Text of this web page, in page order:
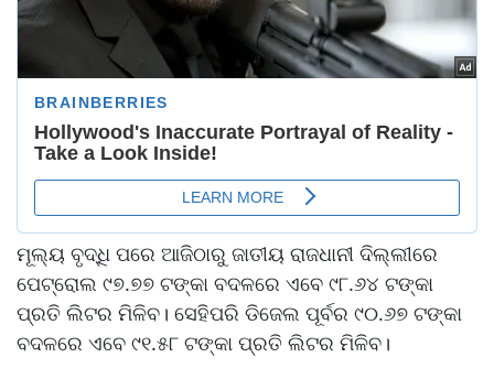
ମୂଲ୍ୟ ବୃଦ୍ଧି ପରେ ଆଜିଠାରୁ ଜାତୀୟ ରାଜଧାନୀ ଦିଲ୍ଲୀରେ
ପେଟ୍ରୋଲ ୯୭.୭୭ ଟଙ୍କା ବଦଳରେ ଏବେ ୯୮.୬୪ ଟଙ୍କା
ପ୍ରତି ଲିଟର ମିଳିବ। ସେହିପରି ଡିଜେଲ ପୂର୍ବର ୯୦.୬୭ ଟଙ୍କା
ବଦଳରେ ଏବେ ୯୧.୫୮ ଟଙ୍କା ପ୍ରତି ଲିଟର ମିଳିବ।